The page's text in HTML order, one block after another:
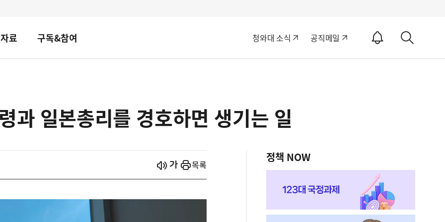
료 구독&참여 청와대 소식 공직메일
알
ON
세
과 일본총리를 경호하면 생기는 일
시작
열기 목록
정책 NOW